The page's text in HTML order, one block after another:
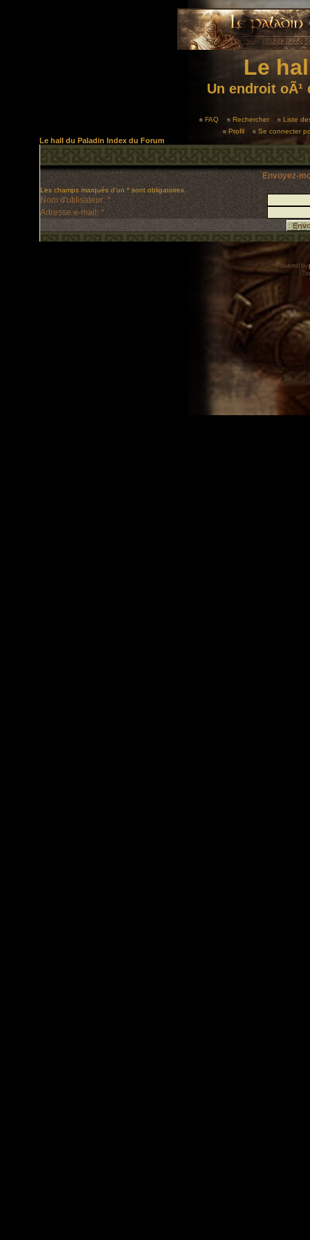
Le
Un endroit
FAQ Rechercher
Liste
Profil
Se connecter
Le hall du Paladin Index du Forum
Envoyez-
Les champs marqués d'un * sont obligatoires.
Nom d'utilisateur: *
Adresse e-mail: *
Powered by